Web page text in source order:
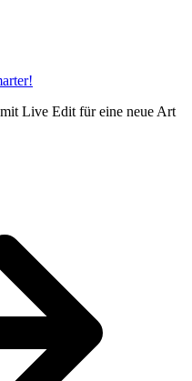
Live Edit für eine neue Art